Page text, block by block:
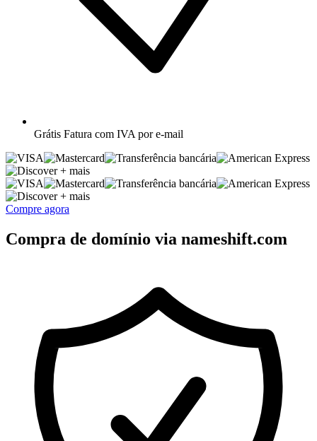
Grátis Fatura com IVA por e-mail
+ mais
+ mais
Compre agora
Compra de domínio via nameshift.com